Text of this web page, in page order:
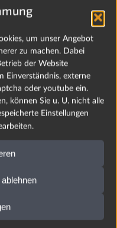
um unser Angebot
zu machen. Dabei
der Website
Einverständnis, externe
oder youtube ein.
können Sie u. U. nicht alle
Einstellungen
anderer Lebens- und
Mitteln des
Entwicklung